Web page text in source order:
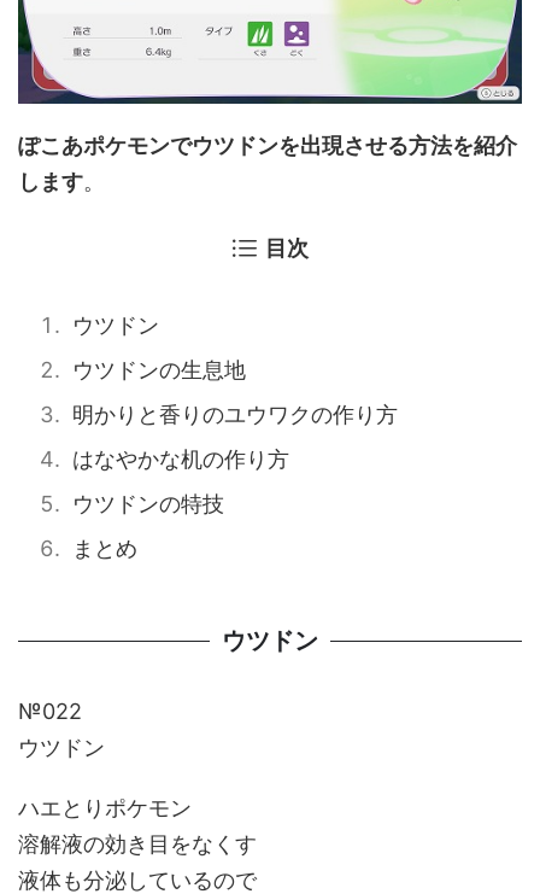
ぽこあポケモンでウツドンを出現させる方法を紹介
します。
目次
ウツドン
ウツドンの生息地
明かりと香りのユウワクの作り方
はなやかな机の作り方
ウツドンの特技
まとめ
ウツドン
№022
ウツドン
ハエとりポケモン
溶解液の効き目をなくす
液体も分泌しているので